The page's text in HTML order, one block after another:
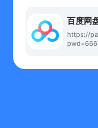
百度网
https://